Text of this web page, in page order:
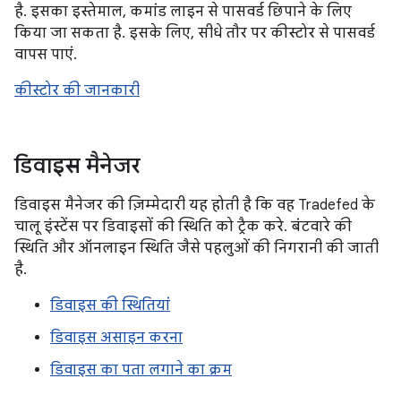
है. इसका इस्तेमाल, कमांड लाइन से पासवर्ड छिपाने के लिए
किया जा सकता है. इसके लिए, सीधे तौर पर कीस्टोर से पासवर्ड
वापस पाएं.
कीस्टोर की जानकारी
डिवाइस मैनेजर
डिवाइस मैनेजर की ज़िम्मेदारी यह होती है कि वह Tradefed के
चालू इंस्टेंस पर डिवाइसों की स्थिति को ट्रैक करे. बंटवारे की
स्थिति और ऑनलाइन स्थिति जैसे पहलुओं की निगरानी की जाती
है.
डिवाइस की स्थितियां
डिवाइस असाइन करना
डिवाइस का पता लगाने का क्रम